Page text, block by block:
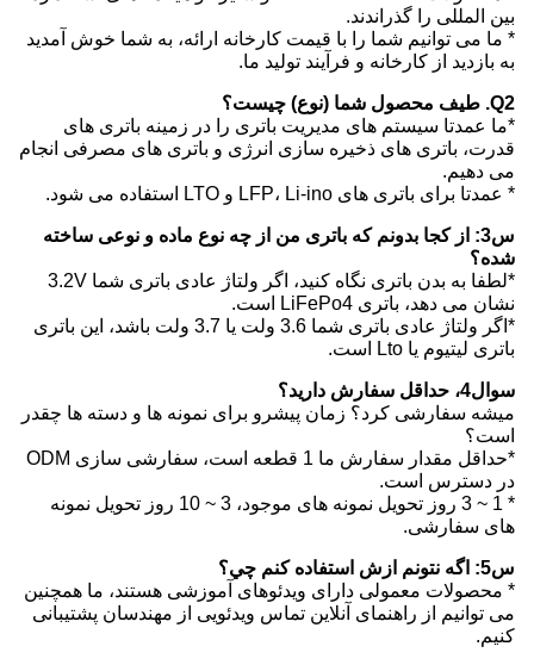
بین المللی را گذراندند.
* ما می توانیم شما را با قیمت کارخانه ارائه، به شما خوش آمدید
به بازدید از کارخانه و فرآیند تولید ما.
Q2. طیف محصول شما (نوع) چیست؟
*ما عمدتا سیستم های مدیریت باتری را در زمینه باتری های
قدرت، باتری های ذخیره سازی انرژی و باتری های مصرفی انجام
می دهیم.
* عمدتا برای باتری های LFP، Li-ino و LTO استفاده می شود.
س3: از کجا بدونم که باتری من از چه نوع ماده و نوعی ساخته
شده؟
*لطفا به بدن باتری نگاه کنید، اگر ولتاژ عادی باتری شما 3.2V
نشان می دهد، باتری LiFePo4 است.
*اگر ولتاژ عادی باتری شما 3.6 ولت یا 3.7 ولت باشد، این باتری
باتری لیتیوم یا Lto است.
سوال4، حداقل سفارش دارید؟
میشه سفارشی کرد؟ زمان پیشرو برای نمونه ها و دسته ها چقدر
است؟
*حداقل مقدار سفارش ما 1 قطعه است، سفارشی سازی ODM
در دسترس است.
* 1 ~ 3 روز تحویل نمونه های موجود، 3 ~ 10 روز تحویل نمونه
های سفارشی.
س5: اگه نتونم ازش استفاده کنم چي؟
* محصولات معمولی دارای ویدئوهای آموزشی هستند، ما همچنین
می توانیم از راهنمای آنلاین تماس ویدئویی از مهندسان پشتیبانی
کنیم.